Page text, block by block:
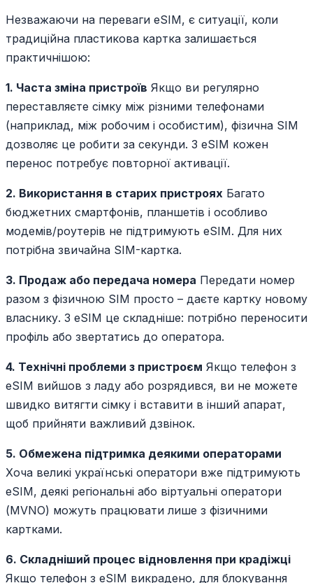
Незважаючи на переваги eSIM, є ситуації, коли
традиційна пластикова картка залишається
практичнішою:
1. Часта зміна пристроїв Якщо ви регулярно
переставляєте сімку між різними телефонами
(наприклад, між робочим і особистим), фізична SIM
дозволяє це робити за секунди. З eSIM кожен
перенос потребує повторної активації.
2. Використання в старих пристроях Багато
бюджетних смартфонів, планшетів і особливо
модемів/роутерів не підтримують eSIM. Для них
потрібна звичайна SIM-картка.
3. Продаж або передача номера Передати номер
разом з фізичною SIM просто – даєте картку новому
власнику. З eSIM це складніше: потрібно переносити
профіль або звертатись до оператора.
4. Технічні проблеми з пристроєм Якщо телефон з
eSIM вийшов з ладу або розрядився, ви не можете
швидко витягти сімку і вставити в інший апарат,
щоб прийняти важливий дзвінок.
5. Обмежена підтримка деякими операторами
Хоча великі українські оператори вже підтримують
eSIM, деякі регіональні або віртуальні оператори
(MVNO) можуть працювати лише з фізичними
картками.
6. Складніший процес відновлення при крадіжці
Якщо телефон з eSIM викрадено, для блокування